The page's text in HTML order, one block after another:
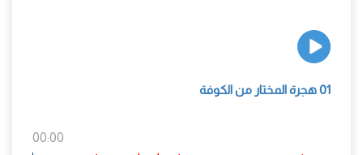
01 هجرة المختار من الكوفة
00:00